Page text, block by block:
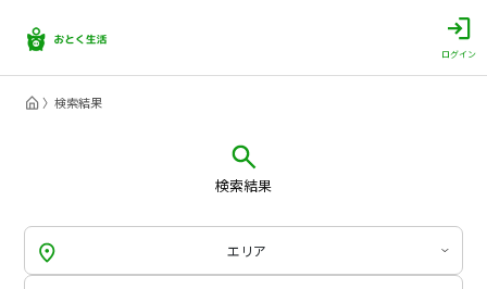
ログイン
検索結果
検索結果
エリア